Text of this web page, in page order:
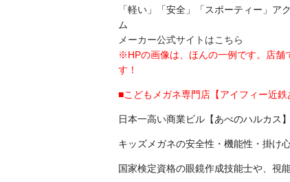
「軽い」「安全」「スポーティー」
ム
メーカー公式サイトはこちら
※HPの画像は、ほんの一例です。店舗
す！
■こどもメガネ専門店【アイフィー近
日本一高い商業ビル【あべのハルカス
キッズメガネの安全性・機能性・掛け
国家検定資格の眼鏡作成技能士や、視